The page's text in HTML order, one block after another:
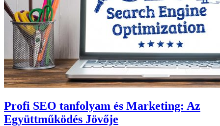
Profi SEO tanfolyam és Marketing: Az
Együttműködés Jövője